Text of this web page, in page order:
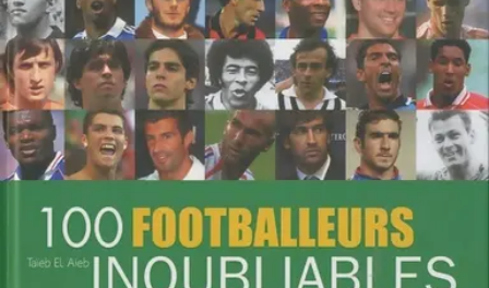
Biographies Football
Biographies InspirantesBiographies
Emblématiques
BiographiesBiographies Influentes Biographies
Légendaires
Biographies Football